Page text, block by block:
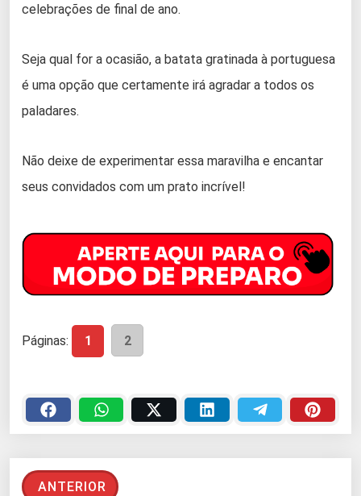
celebrações de final de ano.
Seja qual for a ocasião, a batata gratinada à portuguesa
é uma opção que certamente irá agradar a todos os
paladares.
Não deixe de experimentar essa maravilha e encantar
seus convidados com um prato incrível!
Páginas: 1 2
ANTERIOR